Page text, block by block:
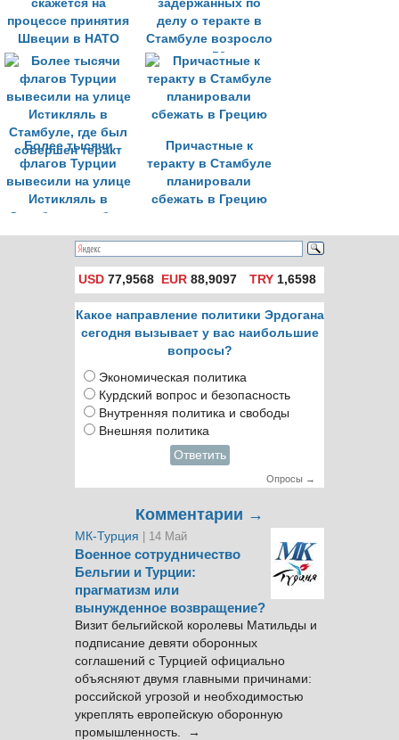
скажется на
процессе принятия
Швеции в НАТО
задержанных по
делу о теракте в
Стамбуле возросло
до 50
Более тысячи
флагов Турции
вывесили на улице
Истикляль в
Стамбуле, где был
совершен теракт
Причастные к
теракту в Стамбуле
планировали
сбежать в Грецию
USD 77,9568 EUR 88,9097 TRY1,6598
Какое направление политики Эрдогана
сегодня вызывает у вас наибольшие
вопросы?
Экономическая политика
Курдский вопрос и безопасность
Внутренняя политика и свободы
Внешняя политика
Ответить
Опросы →
Комментарии →
МК-Турция | 14 Май
Военное сотрудничество
Бельгии и Турции:
прагматизм или
вынужденное возвращение?
Визит бельгийской королевы Матильды и
подписание девяти оборонных
соглашений с Турцией официально
объясняют двумя главными причинами:
российской угрозой и необходимостью
укреплять европейскую оборонную
промышленность. →